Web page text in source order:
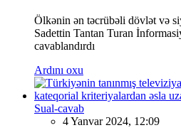
Ölkənin ən təcrübəli dövlət və
Sadettin Tantan Turan
cavablandırdı
Ardını oxu
Sual-cavab
4 Yanvar 2024, 12:09